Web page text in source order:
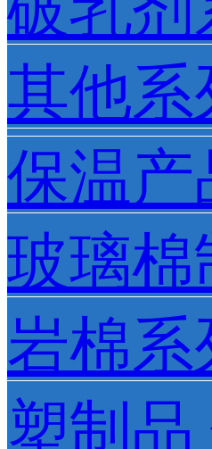
其他系
保温产
玻璃棉
岩棉系
塑制品